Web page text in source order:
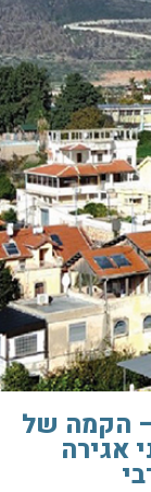
מסגרת פומבי 40/2025 – הקמה של
אגירה